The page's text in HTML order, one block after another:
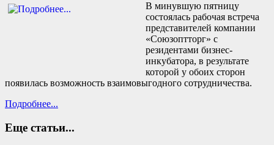
В минувшую пятницу
состоялась рабочая встреча
представителей компании
«Союзоптторг» с
резидентами бизнес-
инкубатора, в результате
которой у обоих сторон
появилась возможность взаимовыгодного сотрудничества.
Подробнее...
Еще статьи...